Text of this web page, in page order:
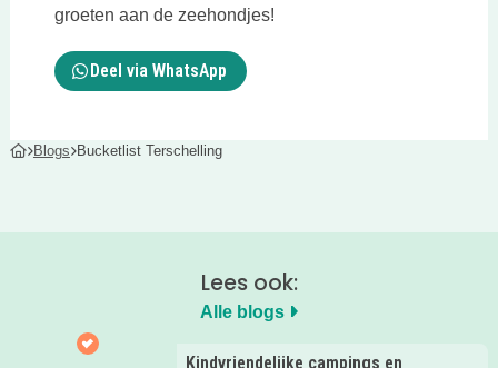
groeten aan de zeehondjes!
Deel via WhatsApp
Blogs Bucketlist Terschelling
Lees ook:
Alle blogs
Kindvriendelijke campings en